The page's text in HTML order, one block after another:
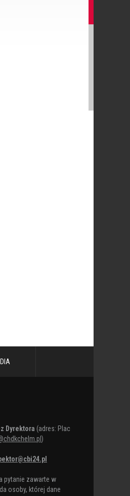
Dyrektora (adres: Plac
)
pytanie zawarte w
osoby, której dane